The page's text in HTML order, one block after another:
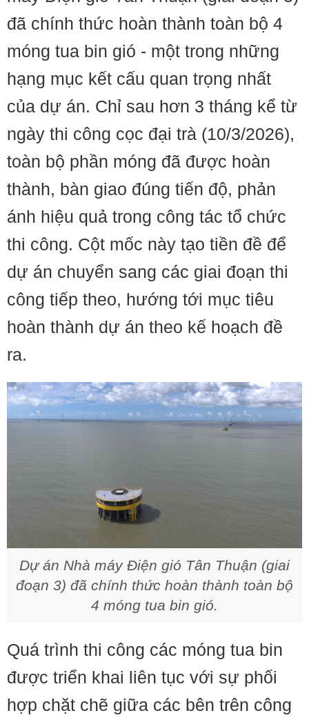
đã chính thức hoàn thành toàn bộ 4
móng tua bin gió - một trong những
hạng mục kết cấu quan trọng nhất
của dự án. Chỉ sau hơn 3 tháng kể từ
ngày thi công cọc đại trà (10/3/2026),
toàn bộ phần móng đã được hoàn
thành, bàn giao đúng tiến độ, phản
ánh hiệu quả trong công tác tổ chức
thi công. Cột mốc này tạo tiền đề để
dự án chuyển sang các giai đoạn thi
công tiếp theo, hướng tới mục tiêu
hoàn thành dự án theo kế hoạch đề
ra.
Dự án Nhà máy Điện gió Tân Thuận (giai
đoạn 3) đã chính thức hoàn thành toàn bộ
4 móng tua bin gió.
Quá trình thi công các móng tua bin
được triển khai liên tục với sự phối
hợp chặt chẽ giữa các bên trên công